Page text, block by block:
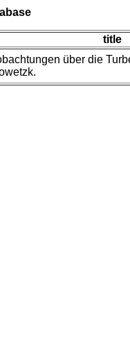
title
über die